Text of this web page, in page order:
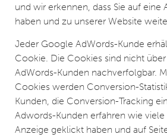
und wir erkennen, dass Sie auf eine
haben und zu unserer Website
Jeder Google AdWords-Kunde
Cookie. Die Cookies sind nicht
AdWords-Kunden nachverfolgbar.
Cookies werden Conversion-
Kunden, die Conversion-Tracking
Adwords-Kunden erfahren wie
Anzeige geklickt haben und auf